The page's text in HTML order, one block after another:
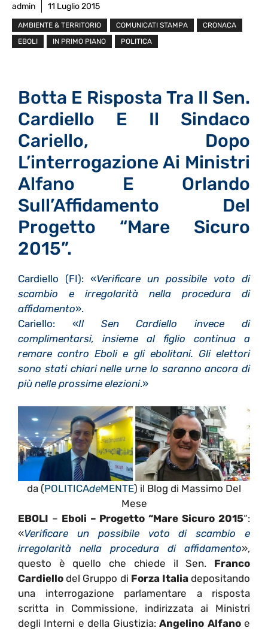
admin 11 Luglio 2015
AMBIENTE & TERRITORIO COMUNICATI STAMPA
CRONACA
EBOLI
IN PRIMO PIANO POLITICA
Botta E Risposta Tra Il Sen.
Cardiello E Il Sindaco
Cariello, Dopo
L’interrogazione Ai Ministri
Alfano E Orlando
Sull’Affidamento Del
Progetto “Mare Sicuro
2015”.
Cardiello (FI): «Verificare un possibile voto di
scambio e irregolarità nella procedura di
affidamento».
Cariello: «Il Sen Cardiello invece di
complimentarsi, insieme al figlio continua a
remare contro Eboli e gli ebolitani. Gli elettori
sono stati chiari nelle urne lo saranno ancora di
più nelle prossime elezioni.»
da (POLITICAdeMENTE) il Blog di Massimo Del
Mese
EBOLI – Eboli – Progetto “Mare Sicuro 2015“:
«Verificare un possibile voto di scambio e
irregolarità nella procedura di affidamento»,
questo è quello che chiede il Sen. Franco
Cardiello del Gruppo di Forza Italiadepositando
una interrogazione parlamentare a risposta
scritta in Commissione, indirizzata ai Ministri
degli Interni e della Giustizia:Angelino Alfanoe